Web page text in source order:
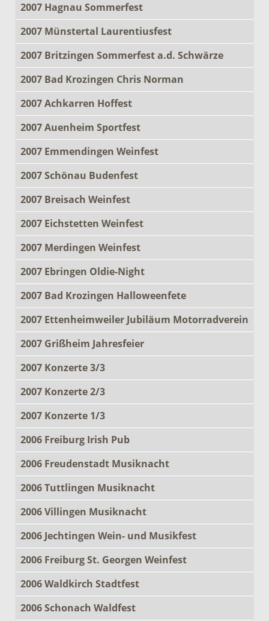
2007 Hagnau Sommerfest
2007 Münstertal Laurentiusfest
2007 Britzingen Sommerfest a.d. Schwärze
2007 Bad Krozingen Chris Norman
2007 Achkarren Hoffest
2007 Auenheim Sportfest
2007 Emmendingen Weinfest
2007 Schönau Budenfest
2007 Breisach Weinfest
2007 Eichstetten Weinfest
2007 Merdingen Weinfest
2007 Ebringen Oldie-Night
2007 Bad Krozingen Halloweenfete
2007 Ettenheimweiler Jubiläum Motorradverein
2007 Grißheim Jahresfeier
2007 Konzerte 3/3
2007 Konzerte 2/3
2007 Konzerte 1/3
2006 Freiburg Irish Pub
2006 Freudenstadt Musiknacht
2006 Tuttlingen Musiknacht
2006 Villingen Musiknacht
2006 Jechtingen Wein- und Musikfest
2006 Freiburg St. Georgen Weinfest
2006 Waldkirch Stadtfest
2006 Schonach Waldfest